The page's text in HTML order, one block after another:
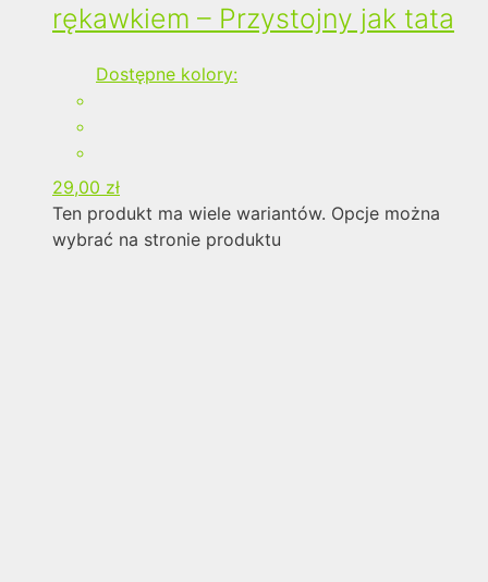
rękawkiem – Przystojny jak tata
Dostępne kolory:
29,00 zł
Ten produkt ma wiele wariantów. Opcje można
wybrać na stronie produktu